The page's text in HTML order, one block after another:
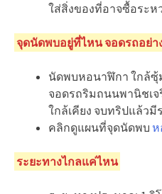
ใส่สิ่งของที่อาจซื้อระ
จุดนัดพบอยู่ที่ไหน จอดรถอย่า
นัดพบหอนาฬิกา ใกล้ซุ้
จอดรถริมถนนพานิชเจ
ใกล้เคียง จบทริปแล้ว
คลิกดูแผนที่จุดนัดพบ ห
ระยะทางไกลแค่ไหน